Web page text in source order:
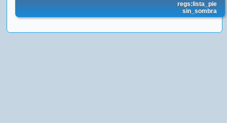
regs:lista_pie
sin_sombra